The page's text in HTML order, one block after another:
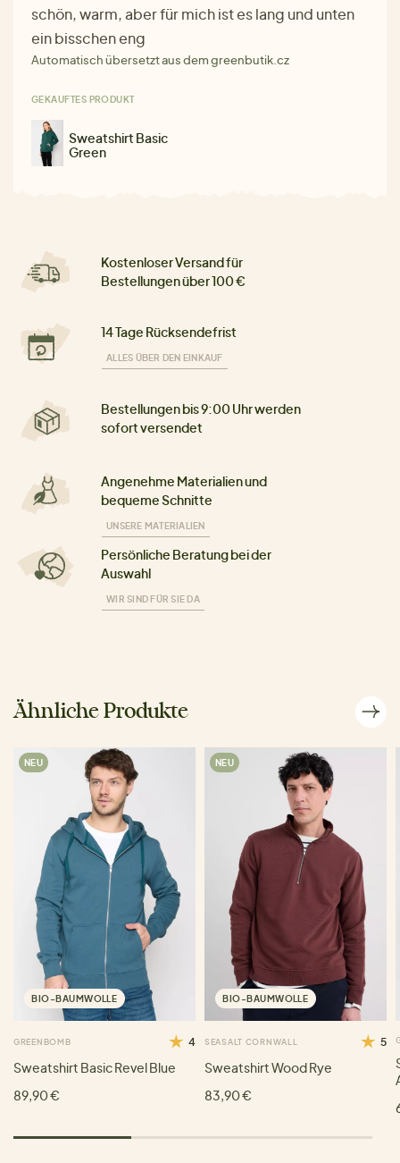
schön, warm, aber für mich ist es lang und unten
ein bisschen eng
Automatisch übersetzt aus dem greenbutik.cz
GEKAUFTES PRODUKT
Sweatshirt Basic
Green
Kostenloser Versand für
Bestellungen über 100 €
14 Tage Rücksendefrist
ALLES ÜBER DEN EINKAUF
Bestellungen bis 9:00 Uhr werden
sofort versendet
Angenehme Materialien und
bequeme Schnitte
UNSERE MATERIALIEN
Persönliche Beratung bei der
Auswahl
WIR SIND FÜR SIE DA
Ähnliche Produkte
NEU
BIO-BAUMWOLLE
GREENBOMB 4
Sweatshirt Basic Revel Blue
89,90 €
NEU
BIO-BAUMWOLLE
SEASALT CORNWALL 5
Sweatshirt Wood Rye
83,90 €